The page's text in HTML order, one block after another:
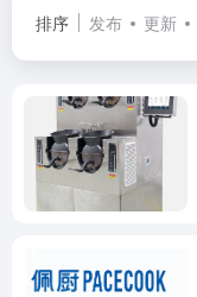
排序 发布 更新